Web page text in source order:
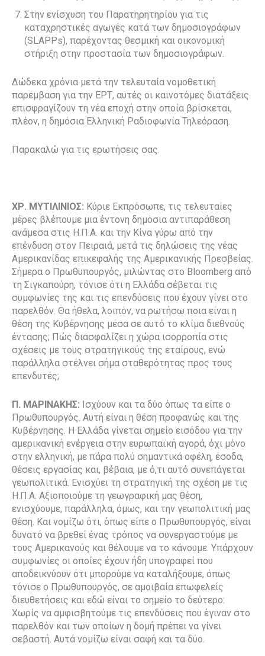
Στην ενίσχυση του Παρατηρητηρίου για τις
καταχρηστικές αγωγές κατά των δημοσιογράφων
(SLAPPs), παρέχοντας θεσμική και οικονομική
στήριξη στην προστασία των δημοσιογράφων.
Δώδεκα χρόνια μετά την τελευταία νομοθετική
παρέμβαση για την ΕΡΤ, αυτές οι καινοτόμες διατάξεις
επισφραγίζουν τη νέα εποχή στην οποία βρίσκεται,
πλέον, η δημόσια Ελληνική Ραδιοφωνία Τηλεόραση.
Παρακαλώ για τις ερωτήσεις σας.
ΧΡ. ΜΥΤΙΛΙΝΙΟΣ: Κύριε Εκπρόσωπε, τις τελευταίες
μέρες βλέπουμε μια έντονη δημόσια αντιπαράθεση
ανάμεσα στις Η.Π.Α. και την Κίνα γύρω από την
επένδυση στον Πειραιά, μετά τις δηλώσεις της νέας
Αμερικανίδας επικεφαλής της Αμερικανικής Πρεσβείας.
Σήμερα ο Πρωθυπουργός, μιλώντας στο Bloomberg από
τη Σιγκαπούρη, τόνισε ότι η Ελλάδα σέβεται τις
συμφωνίες της και τις επενδύσεις που έχουν γίνει στο
παρελθόν. Θα ήθελα, λοιπόν, να ρωτήσω ποια είναι η
θέση της Κυβέρνησης μέσα σε αυτό το κλίμα διεθνούς
έντασης; Πώς διασφαλίζει η χώρα ισορροπία στις
σχέσεις με τους στρατηγικούς της εταίρους, ενώ
παράλληλα στέλνει σήμα σταθερότητας προς τους
επενδυτές;
Π. ΜΑΡΙΝΑΚΗΣ: Ισχύουν και τα δύο όπως τα είπε ο
Πρωθυπουργός. Αυτή είναι η θέση προφανώς και της
Κυβέρνησης. Η Ελλάδα γίνεται σημείο εισόδου για την
αμερικανική ενέργεια στην ευρωπαϊκή αγορά, όχι μόνο
στην ελληνική, με πάρα πολύ σημαντικά οφέλη, έσοδα,
θέσεις εργασίας και, βέβαια, με ό,τι αυτό συνεπάγεται
γεωπολιτικά. Ενισχύει τη στρατηγική της σχέση με τις
Η.Π.Α. Αξιοποιούμε τη γεωγραφική μας θέση,
ενισχύουμε, παράλληλα, όμως, και την γεωπολιτική μας
θέση. Και νομίζω ότι, όπως είπε ο Πρωθυπουργός, είναι
δυνατό να βρεθεί ένας τρόπος να συνεργαστούμε με
τους Αμερικανούς και θέλουμε να το κάνουμε. Υπάρχουν
συμφωνίες οι οποίες έχουν ήδη υπογραφεί που
αποδεικνύουν ότι μπορούμε να καταλήξουμε, όπως
τόνισε ο Πρωθυπουργός, σε αμοιβαία επωφελείς
διευθετήσεις και εδώ είναι το σημείο το δεύτερο:
Χωρίς να αμφισβητούμε τις επενδύσεις που έγιναν στο
παρελθόν και των οποίων η δομή πρέπει να γίνει
σεβαστή. Αυτά νομίζω είναι σαφή και τα δύο.